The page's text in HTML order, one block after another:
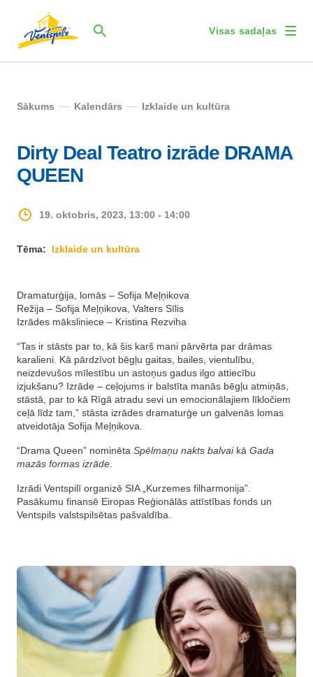
Visas sadaļas
Sākums Kalendārs Izklaide un kultūra
Dirty Deal Teatro izrāde DRAMA
QUEEN
19. oktobris, 2023, 13:00 - 14:00
Tēma: Izklaide un kultūra
Dramaturģija, lomās – Sofija Meļņikova
Režija – Sofija Meļņikova, Valters Sīlis
Izrādes māksliniece – Kristina Rezviha
“Tas ir stāsts par to, kā šis karš mani pārvērta par drāmas
karalieni. Kā pārdzīvot bēgļu gaitas, bailes, vientulību,
neizdevušos mīlestību un astoņus gadus ilgo attiecību
izjukšanu? Izrāde – ceļojums ir balstīta manās bēgļu atmiņās,
stāstā, par to kā Rīgā atradu sevi un emocionālajiem līkločiem
ceļā līdz tam,” stāsta izrādes dramaturģe un galvenās lomas
atveidotāja Sofija Meļņikova.
“Drama Queen” nominēta Spēlmaņu nakts balvaikā Gada
mazās formas izrāde
Izrādi Ventspilī organizē SIA „Kurzemes filharmonija”.
Pasākumu finansē Eiropas Reģionālās attīstības fonds un
Ventspils valstspilsētas pašvaldība.